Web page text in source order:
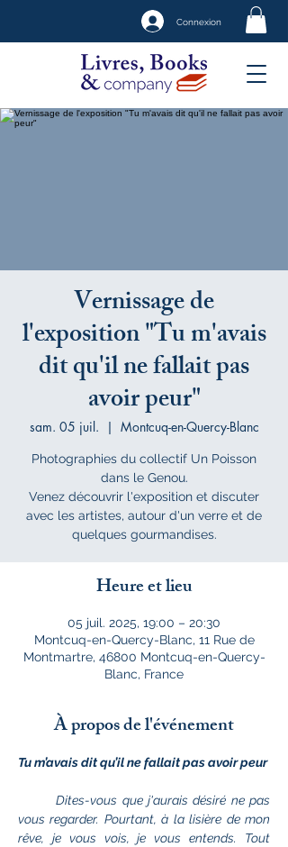
Connexion
Vernissage de
l'exposition "Tu m'avais
dit qu'il ne fallait pas
avoir peur"
sam. 05 juil.
  |
Montcuq-en-Quercy-Blanc
Photographies du collectif Un Poisson
dans le Genou.
Venez découvrir l'exposition et discuter
avec les artistes, autour d'un verre et de
quelques gourmandises.
Heure et lieu
05 juil. 2025, 19:00 – 20:30
Montcuq-en-Quercy-Blanc, 11 Rue de
Montmartre, 46800 Montcuq-en-Quercy-
Blanc, France
À propos de l'événement
Tu m’avais dit qu’il ne fallait pas avoir peur
	Dites-vous que j'aurais désiré ne pas
vous regarder. Pourtant, à la lisière de mon
rêve, je vous vois, je vous entends. Tout